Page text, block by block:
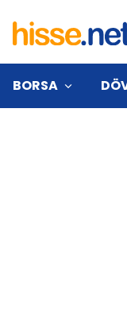
BORSA